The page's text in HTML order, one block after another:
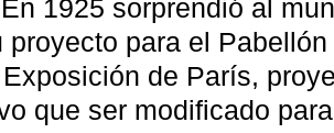
En 1925 sorprendió al
proyecto para el
de París,
que ser modificado